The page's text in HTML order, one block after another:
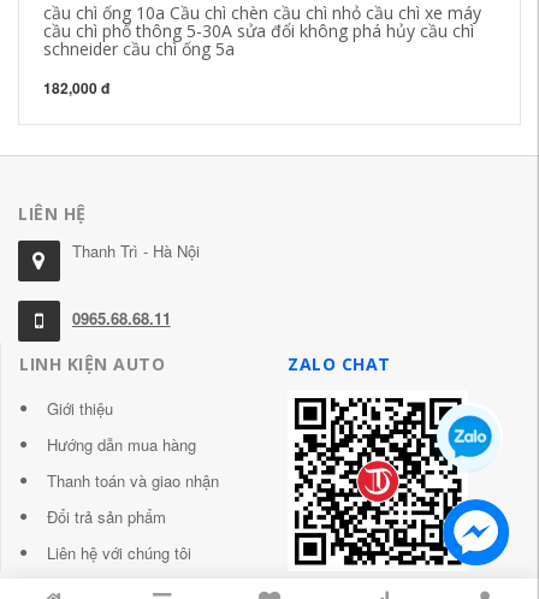
cầu chì ống 10a Cầu chì chèn cầu chì nhỏ cầu chì xe máy
cầu chì phổ thông 5-30A sửa đổi không phá hủy cầu chì
schneider cầu chì ống 5a
182,000 đ
LIÊN HỆ
Thanh Trì - Hà Nội
0965.68.68.11
LINH KIỆN AUTO
Giới thiệu
Hướng dẫn mua hàng
Thanh toán và giao nhận
Đổi trả sản phẩm
Liên hệ với chúng tôi
ZALO CHAT